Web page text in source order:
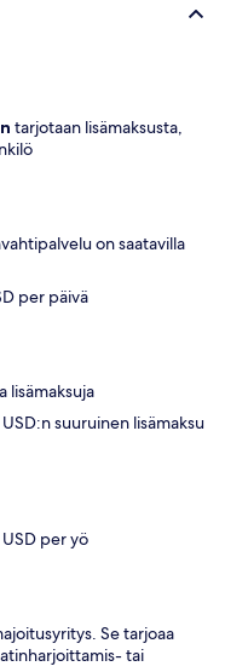
tarjotaan lisämaksusta,
on saatavilla
per päivä
lisämaksuja
suuruinen lisämaksu
per yö
Se tarjoaa
tai